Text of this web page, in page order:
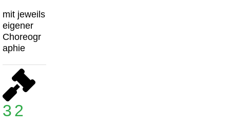
mit jeweils
eigener
Choreogr
aphie
32